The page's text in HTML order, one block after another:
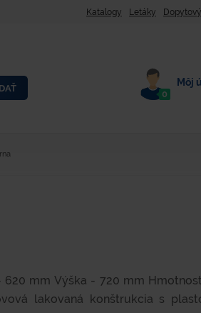
Katalogy Letáky
0
Môj
620 mm Výška - 720 mm
lakovaná konštrukcia s